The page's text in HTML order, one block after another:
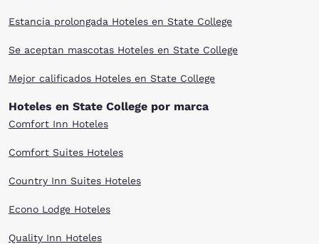
Estancia prolongada Hoteles en State College
Se aceptan mascotas Hoteles en State College
Mejor calificados Hoteles en State College
Hoteles en State College por marca
Comfort Inn Hoteles
Comfort Suites Hoteles
Country Inn Suites Hoteles
Econo Lodge Hoteles
Quality Inn Hoteles